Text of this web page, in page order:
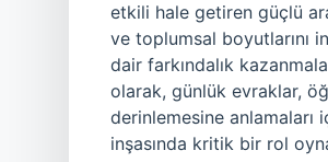
etkili hale getiren güçlü
ve toplumsal boyutlarını
dair farkındalık
olarak, günlük evraklar,
derinlemesine anlamaları
inşasında kritik bir rol